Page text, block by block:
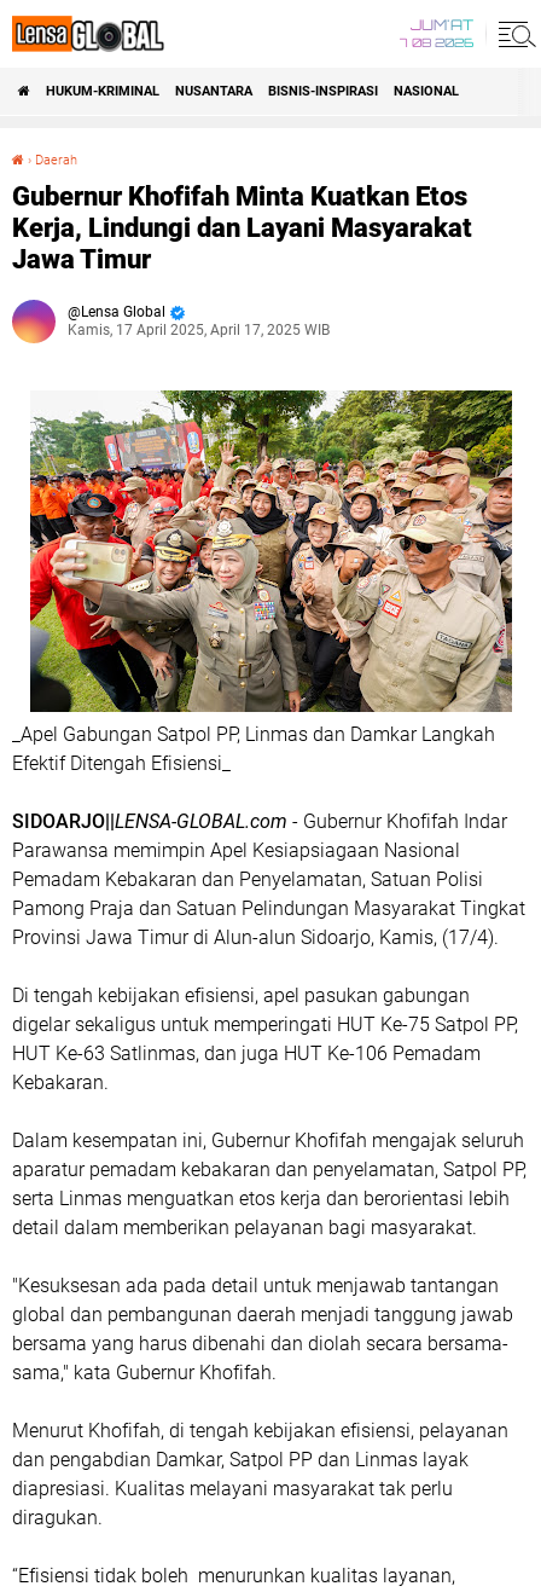
JUM'AT
7 08 2026
HUKUM-KRIMINAL NUSANTARA BISNIS-INSPIRASI NASIONAL
› Daerah
Gubernur Khofifah Minta Kuatkan Etos
Kerja, Lindungi dan Layani Masyarakat
Jawa Timur
Lensa Global
Kamis, 17 April 2025, April 17, 2025 WIB
_Apel Gabungan Satpol PP, Linmas dan Damkar Langkah
Efektif Ditengah Efisiensi_
SIDOARJO||LENSA-GLOBAL.com - Gubernur Khofifah Indar
Parawansa memimpin Apel Kesiapsiagaan Nasional
Pemadam Kebakaran dan Penyelamatan, Satuan Polisi
Pamong Praja dan Satuan Pelindungan Masyarakat Tingkat
Provinsi Jawa Timur di Alun-alun Sidoarjo, Kamis, (17/4).
Di tengah kebijakan efisiensi, apel pasukan gabungan
digelar sekaligus untuk memperingati HUT Ke-75 Satpol PP,
HUT Ke-63 Satlinmas, dan juga HUT Ke-106 Pemadam
Kebakaran.
Dalam kesempatan ini, Gubernur Khofifah mengajak seluruh
aparatur pemadam kebakaran dan penyelamatan, Satpol PP,
serta Linmas menguatkan etos kerja dan berorientasi lebih
detail dalam memberikan pelayanan bagi masyarakat.
"Kesuksesan ada pada detail untuk menjawab tantangan
global dan pembangunan daerah menjadi tanggung jawab
bersama yang harus dibenahi dan diolah secara bersama-
sama," kata Gubernur Khofifah.
Menurut Khofifah, di tengah kebijakan efisiensi, pelayanan
dan pengabdian Damkar, Satpol PP dan Linmas layak
diapresiasi. Kualitas melayani masyarakat tak perlu
diragukan.
“Efisiensi tidak boleh menurunkan kualitas layanan,